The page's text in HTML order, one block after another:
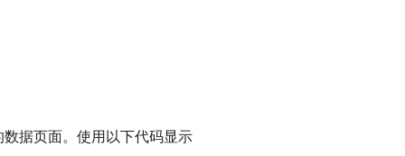
据页面。使用以下代码显示